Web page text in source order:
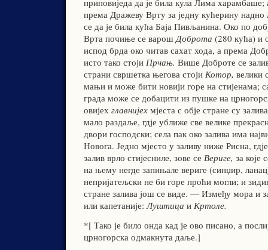
приповиједа да је била кула Лима харамбаше;
према Дражеву Врту за једну кућерину надно
се да је била кућа Баја Пивљанина. Око по
Врта почиње се варошДоброта (280 кућа) и
испод брда око читав сахат хода, а према
исто тако стоји Прчањ. Више Доброте се
страни свршетка његова стоји Котор, велики
мањи и може бити новији горе на стијенама;
града може се добацити из пушке на
овијех главнијех мјеста с обје стране су
мало раздаље, гдје уближе све велике
двори господски; села пак око залива има
Новога. Једно мјесто у заливу ниже Рисна,
залив врло стијесниле, зове се Вериге, за које
на њему негде запињале вериге (синџир,
непријатељски не би горе проћи могли; и
стране залива још се виде. — Између мора и
или капетаније:Луштица и Кртоле.
*[ Тако је било онда кад је ово писано, а
црногорска одмакнута даље.]